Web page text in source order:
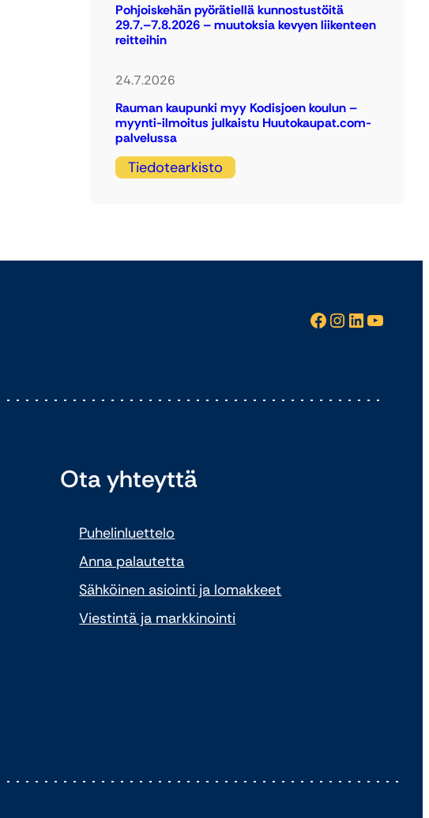
Pohjoiskehän pyörätiellä kunnostustöitä
29.7.–7.8.2026 – muutoksia kevyen liikenteen
reitteihin
24.7.2026
Rauman kaupunki myy Kodisjoen koulun –
myynti-ilmoitus julkaistu Huutokaupat.com-
palvelussa
Tiedotearkisto
Facebook InstagramLinkedIn YouTube
Ota yhteyttä
Puhelinluettelo
Anna palautetta
Sähköinen asiointi ja lomakkeet
Viestintä ja markkinointi